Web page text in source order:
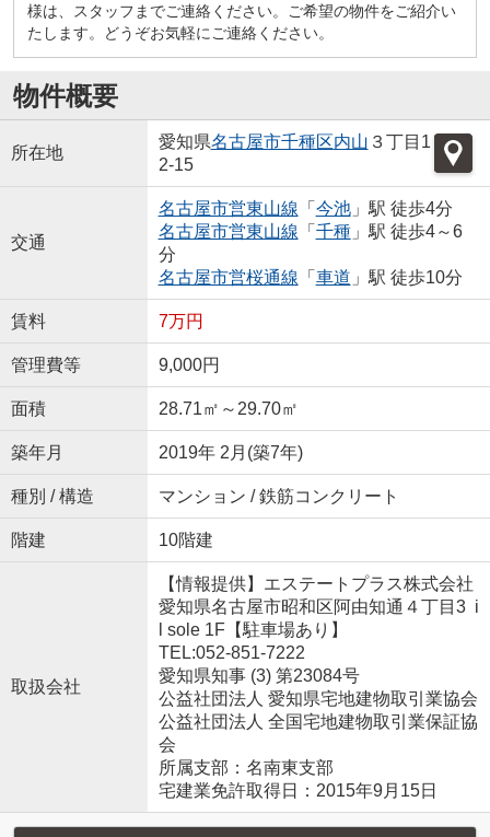
様は、スタッフまでご連絡ください。ご希望の物件をご紹介い
たします。どうぞお気軽にご連絡ください。
物件概要
所在地
愛知県名古屋市千種区内山 ３丁目1
2-15
交通
名古屋市営東山線 「 今池」駅 徒歩4分
名古屋市営東山線 「 千種」駅 徒歩4～6
分
名古屋市営桜通線 「 車道 」駅 徒歩10分
賃料 7万円
管理費等 9,000円
面積 28.71㎡～29.70㎡
築年月 2019年 2月(築7年)
種別 / 構造 マンション / 鉄筋コンクリート
階建 10階建
取扱会社
【情報提供】エステートプラス株式会社
愛知県名古屋市昭和区阿由知通４丁目3 i
l sole 1F【駐車場あり】
TEL:052-851-7222
愛知県知事 (3) 第23084号
公益社団法人 愛知県宅地建物取引業協会
公益社団法人 全国宅地建物取引業保証協
会
所属支部：名南東支部
宅建業免許取得日：2015年9月15日